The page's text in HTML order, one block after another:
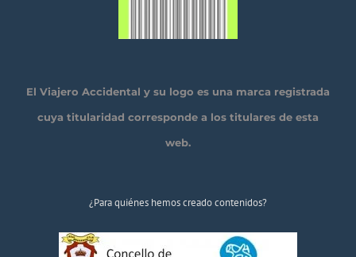
El Viajero Accidental y su logo es una marca registrada
cuya titularidad corresponde a los titulares de esta
web.
¿Para quiénes hemos creado contenidos?